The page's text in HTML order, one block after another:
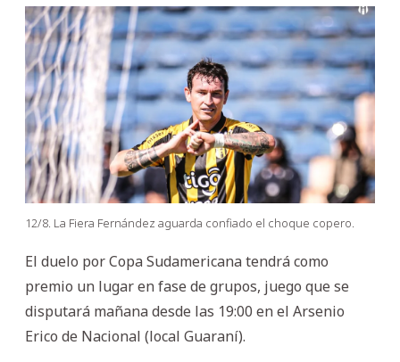
12/8. La Fiera Fernández aguarda confiado el choque copero.
El duelo por Copa Sudamericana tendrá como
premio un lugar en fase de grupos, juego que se
disputará mañana desde las 19:00 en el Arsenio
Erico de Nacional (local Guaraní).